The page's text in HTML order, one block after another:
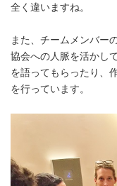
全く違いますね。
また、チームメンバー
協会への人脈を活かし
を語ってもらったり、
を行っています。